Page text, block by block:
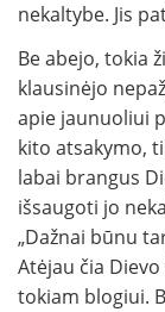
nekaltybe. Jis
Be abejo, tokia
klausinėjo
apie jaunuoliui
kito atsakymo,
labai brangus
išsaugoti jo
„Dažnai būnu
Atėjau čia
tokiam blogiui.